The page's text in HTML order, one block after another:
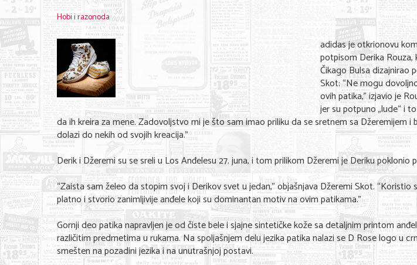
Hobi i razonoda
adidas je otkrionovu
potpisom Derika Rouza,
Čikago Bulsa dizajnirao
Skot: “Ne mogu
ovih patika,” izjavio je
jer su potpuno „lude“ i
da ih kreira za mene. Zadovoljstvo mi je što sam imao priliku da se sretnem sa Džeremijem i
dolazi do nekih od svojih kreacija.”
Derik i Džeremi su se sreli u Los Anđelesu 27. juna, i tom prilikom Džeremi je Deriku poklonio
“Zaista sam želeo da stopim svoj i Derikov svet u jedan,” objašnjava Džeremi Skot. “Koristio
platno i stvorio zanimljivije anđele koji su dominantan motiv na ovim patikama.”
Gornji deo patika napravljen je od čiste bele i sjajne sintetičke kože sa detaljnim printom
različitim predmetima u rukama. Na spoljašnjem delu jezika patika nalazi se D Rose logo u
smešten na pozadini jezika i na unutrašnjoj postavi.